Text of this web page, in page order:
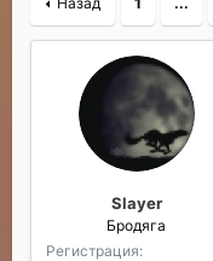
р
н
ч
а
л
а
Slayer
Бродяга
Регистрация